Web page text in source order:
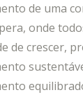
de uma
onde
de crescer,